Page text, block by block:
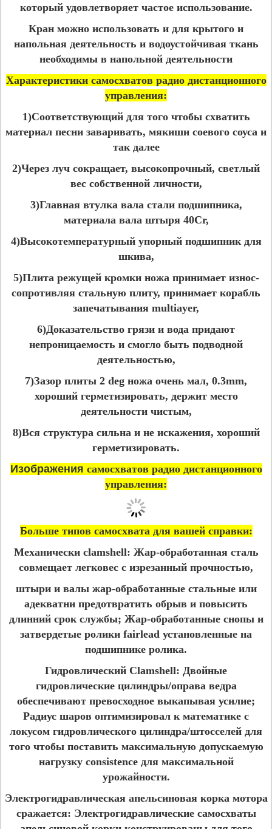
который удовлетворяет частое использование.
Кран можно использовать и для крытого и
напольная деятельность и водоустойчивая ткань
необходимы в напольной деятельности
Характеристики самосхватов радио дистанционного
управления:
1)Соответствующий для того чтобы схватить
материал песни заваривать, мякиши соевого соуса и
так далее
2)Через луч сокращает, высокопрочный, светлый
вес собственной личности,
3)Главная втулка вала стали подшипника,
материала вала штыря 40Cr,
4)Высокотемпературный упорный подшипник для
шкива,
5)Плита режущей кромки ножа принимает износ-
сопротивляя стальную плиту, принимает корабль
запечатывания multiayer,
6)Доказательство грязи и вода придают
непроницаемость и смогло быть подводной
деятельностью,
7)Зазор плиты 2 deg ножа очень мал, 0.3mm,
хороший герметизировать, держит место
деятельности чистым,
8)Вся структура сильна и не искажения, хороший
герметизировать.
Изображения самосхватов радио дистанционного
управления:
Больше типов самосхвата для вашей справки:
Механически clamshell: Жар-обработанная сталь
совмещает легковес с изрезанный прочностью,
штыри и валы жар-обработанные стальные или
адекватни предотвратить обрыв и повысить
длинний срок службы; Жар-обработанные снопы и
затвердетые ролики fairlead установленные на
подшипнике ролика.
Гидровлический Clamshell: Двойные
гидровлические цилиндры/оправа ведра
обеспечивают превосходное выкапывая усилие;
Радиус шаров оптимизировал к математике с
локусом гидровлического цилиндра/штосселей для
того чтобы поставить максимальную допускаемую
нагрузку consistence для максимальной
урожайности.
Электрогидравлическая апельсиновая корка мотора
сражается: Электрогидравлические самосхваты